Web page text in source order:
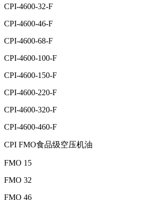
CPI-4600-32-F
CPI-4600-46-F
CPI-4600-68-F
CPI-4600-100-F
CPI-4600-150-F
CPI-4600-220-F
CPI-4600-320-F
CPI-4600-460-F
CPI FMO食品级空压机油
FMO 15
FMO 32
FMO 46